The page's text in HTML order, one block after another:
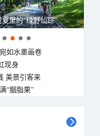
里的“绿野仙踪”
如水墨画卷
现身
美景引客来
“胭脂果”